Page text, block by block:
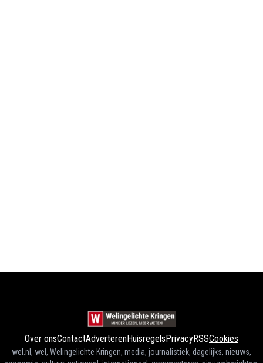
Over onsContactAdverterenHuisregelsPrivacyRSSCookies
wel.nl, wel, Welingelichte Kringen, media, journalistiek, dagelijks, nieuws,